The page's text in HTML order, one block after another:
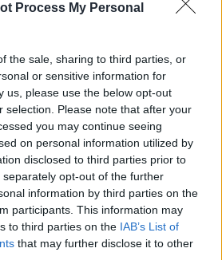
Process My Personal
the sale, sharing to third parties, or
or sensitive information for
us, please use the below opt-out
selection. Please note that after your
you may continue seeing
on personal information utilized by
disclosed to third parties prior to
opt-out of the further
information by third parties on the
participants. This information may
to third parties on the IAB’s List of
that may further disclose it to other
μέσα στα νοσοκομεία –
πρόβλημα
κορωνοϊού εμφανίζονταν σε
όπως και σε Μονάδες
κατά τη διάρκεια της
να αυστηροποιούν τα